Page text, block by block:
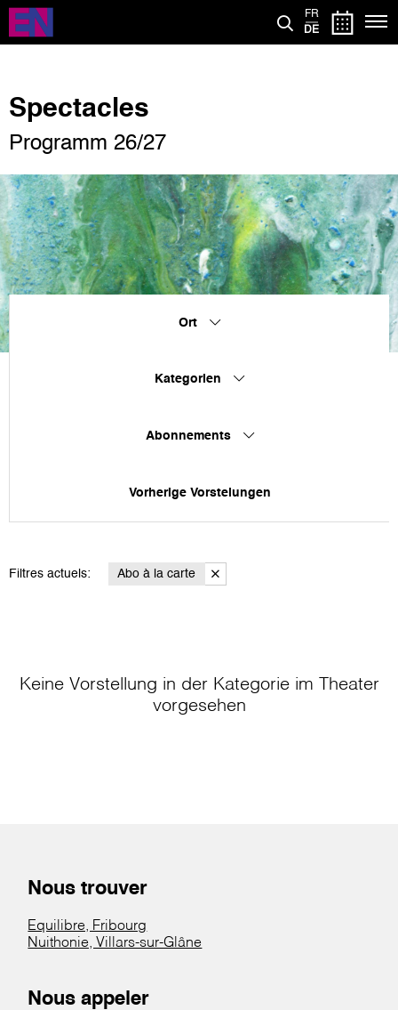
Direkt
zum
Inhalt
FR
DE
Spectacles
Programm 26/27
Ort
Kategorien
Abonnements
Vorherige Vorstelungen
Filtres actuels: Abo à la carte
Keine Vorstellung in der Kategorie im Theater
vorgesehen
Nous trouver
Equilibre, Fribourg
Nuithonie, Villars-sur-Glâne
Nous appeler